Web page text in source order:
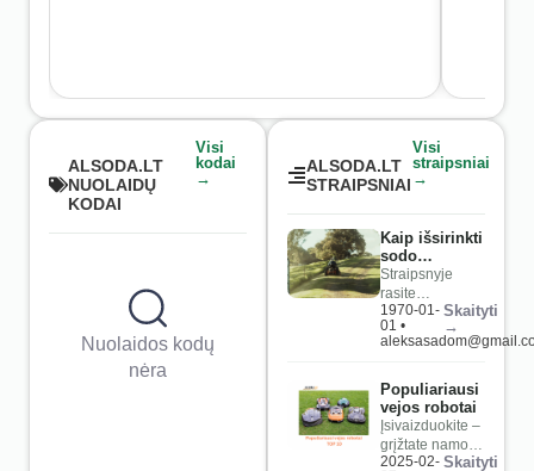
ALSODA.LT
NUOLAIDŲ
KODAI
Visi
kodai
→
Nuolaidos kodų
nėra
ALSODA.LT
STRAIPSNIAI
Visi
straipsniai
→
Kaip išsirinkti
sodo
traktoriuką?
Straipsnyje
rasite
patarimus, kaip
pasirinkti
tinkamą sodo
pagal sklypo
dydį, traktoriuko
tipą, gamintoją,
priedus ir būtiną
reguliarią
1970-01-
01 •
Skaityti
→
Populiariausi
vejos robotai
Įsivaizduokite –
grįžtate namo
po ilgos darbo
2025-02- Skaityti